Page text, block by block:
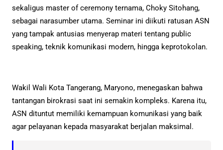
sekaligus master of ceremony ternama, Choky Sitohang,
sebagai narasumber utama. Seminar ini diikuti ratusan ASN
yang tampak antusias menyerap materi tentang public
speaking, teknik komunikasi modern, hingga keprotokolan.
Wakil Wali Kota Tangerang, Maryono, menegaskan bahwa
tantangan birokrasi saat ini semakin kompleks. Karena itu,
ASN dituntut memiliki kemampuan komunikasi yang baik
agar pelayanan kepada masyarakat berjalan maksimal.